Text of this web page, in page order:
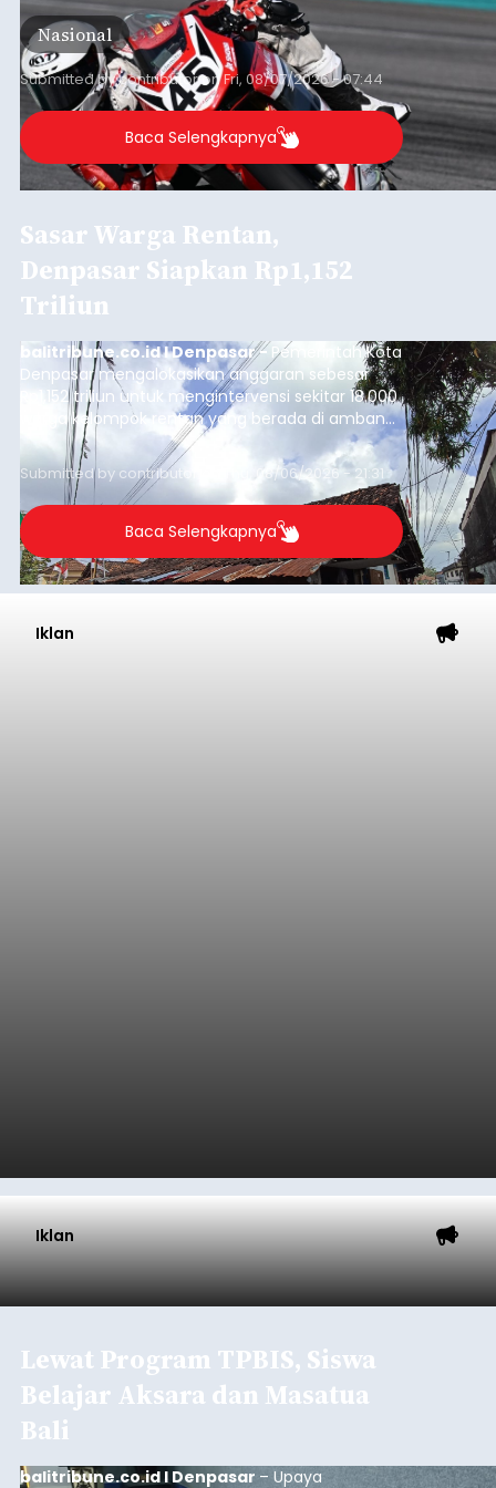
International Circuit, Lombok, Nusa Tenggara
Barat, pada 7–9 Agustus 2026.
Nasional
Submitted bycontributoronFri, 08/07/2026 - 07:44
Baca Selengkapnya
Sasar Warga Rentan,
Denpasar Siapkan Rp1,152
Triliun
balitribune.co.id I Denpasar - Pemerintah Kota
Denpasar mengalokasikan anggaran sebesar
Rp1,152 triliun untuk mengintervensi sekitar 18.000
warga kelompok rentan yang berada di ambang
garis kemiskinan. Langkah strategis ini diambil
guna menjaga masyarakat yang berada pada
kelompok desil 5 dan 6 tersebut agar tidak
merosot ke kategori miskin.
Submitted by contributor Thu, 08/06/2026 - 21:31
Baca Selengkapnya
Iklan
Iklan
Lewat Program TPBIS, Siswa
Belajar Aksara dan Masatua
Bali
balitribune.co.id I Denpasar – Upaya